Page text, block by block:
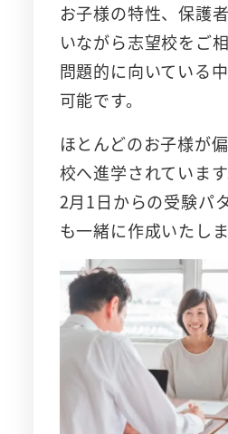
お子様の特性、保護
いながら志望校をご相
問題的に向いている
可能です。
ほとんどのお子様が
校へ進学されています
2月1日からの受験パ
も一緒に作成いたしま